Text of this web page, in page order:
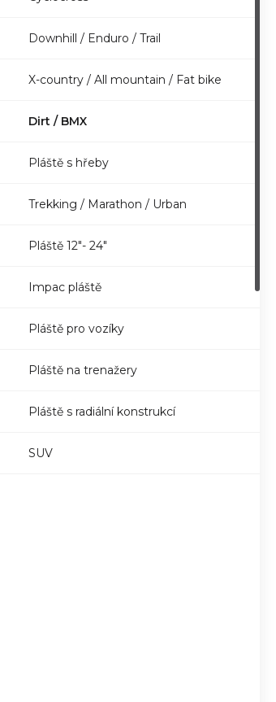
Downhill / Enduro / Trail
X-country / All mountain / Fat bike
Dirt / BMX
Pláště s hřeby
Trekking / Marathon / Urban
Pláště 12"- 24"
Impac pláště
Pláště pro vozíky
Pláště na trenažery
Pláště s radiální konstrukcí
SUV